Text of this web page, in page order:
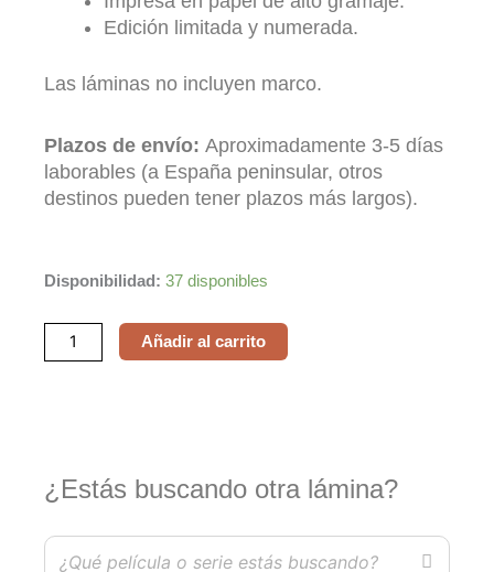
Edición limitada y numerada.
Las láminas no incluyen marco.
Plazos de envío: Aproximadamente 3-5 días
laborables (a España peninsular, otros
destinos pueden tener plazos más largos).
Disponibilidad: 37 disponibles
El
León
/
Añadir al carrito
¿Estás buscando otra lámina?